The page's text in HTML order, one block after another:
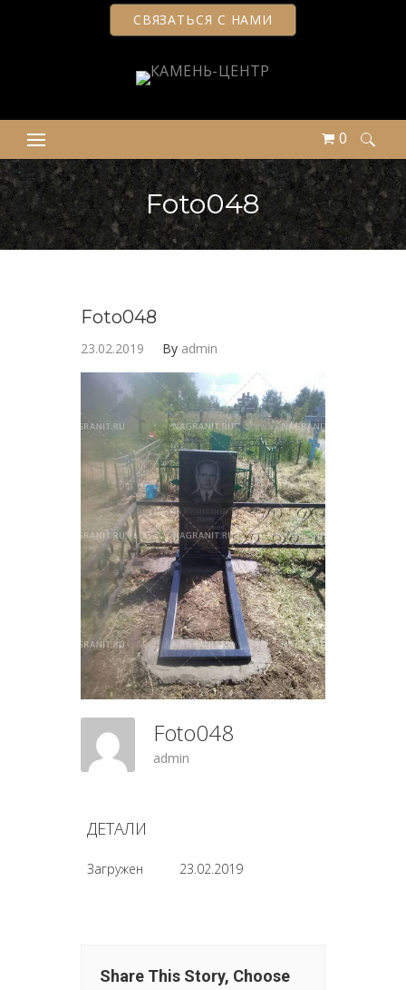
СВЯЗАТЬСЯ С НАМИ
0
Найти:
Foto048
Foto048
23.02.2019 By admin
Foto048
admin
ДЕТАЛИ
Загружен 23.02.2019
Share This Story, Choose